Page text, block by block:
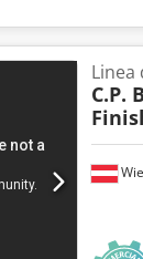
Linea
C.P.